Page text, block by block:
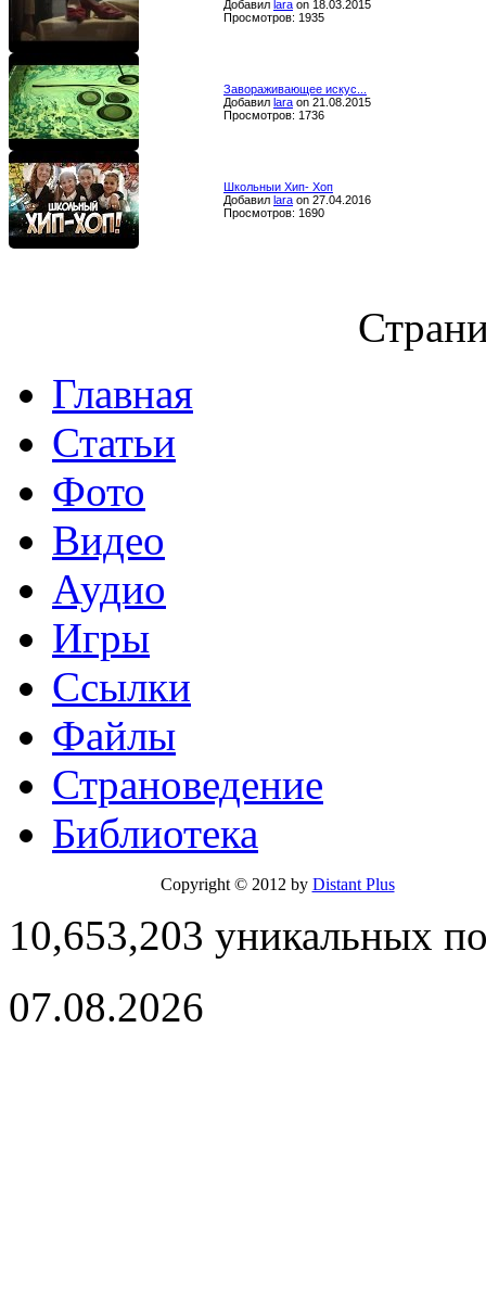
Добавил lara on 18.03.2015
Просмотров: 1935
Завораживающее искус...
Добавил lara on 21.08.2015
Просмотров: 1736
Школьныи Хип- Хоп
Добавил lara on 27.04.2016
Просмотров: 1690
Главная
Статьи
Фото
Видео
Аудио
Игры
Ссылки
Файлы
Страноведение
Библиотека
Copyright © 2012 by Distant Plus
10,653,203 уникальных
07.08.2026